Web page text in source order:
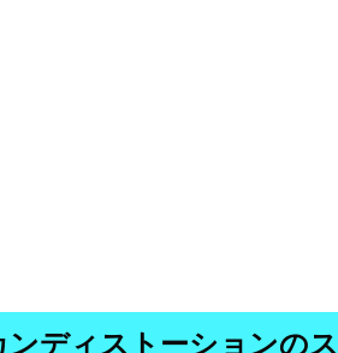
ディストーションの